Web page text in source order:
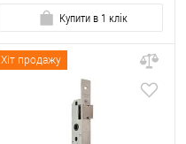
Купити в 1 клік
Хіт продажу